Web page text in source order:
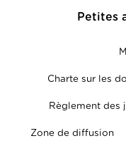
Petites
Charte sur les
Règlement des
Zone de diffusion